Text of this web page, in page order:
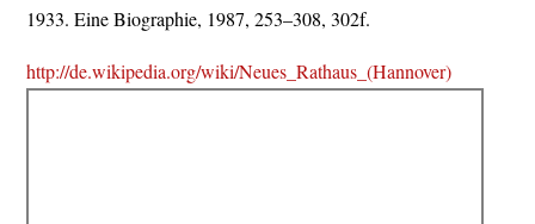
1933. Eine Biographie, 1987, 253–308, 302f.
http://de.wikipedia.org/wiki/Neues_Rathaus_(Hannover)